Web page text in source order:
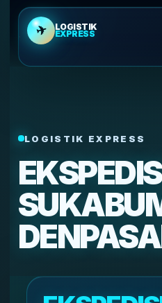
✈ LOGISTIK
EXPRESS
LOGISTIK EXPRESS